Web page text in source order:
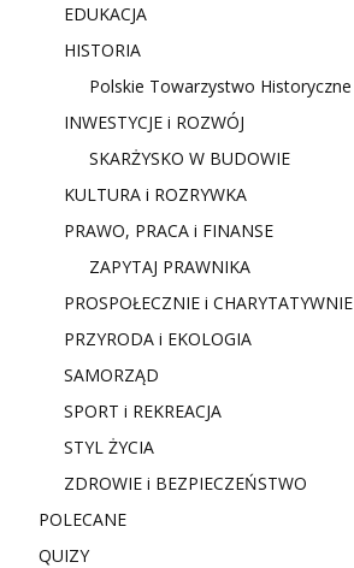
EDUKACJA
HISTORIA
Polskie Towarzystwo Historyczne
INWESTYCJE i ROZWÓJ
SKARŻYSKO W BUDOWIE
KULTURA i ROZRYWKA
PRAWO, PRACA i FINANSE
ZAPYTAJ PRAWNIKA
PROSPOŁECZNIE i CHARYTATYWNIE
PRZYRODA i EKOLOGIA
SAMORZĄD
SPORT i REKREACJA
STYL ŻYCIA
ZDROWIE i BEZPIECZEŃSTWO
POLECANE
QUIZY